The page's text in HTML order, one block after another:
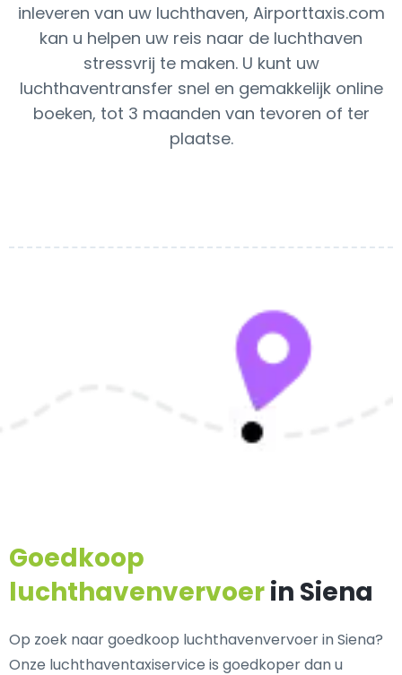
inleveren van uw luchthaven, Airporttaxis.com
kan u helpen uw reis naar de luchthaven
stressvrij te maken. U kunt uw
luchthaventransfer snel en gemakkelijk online
boeken, tot 3 maanden van tevoren of ter
plaatse.
Goedkoop
luchthavenvervoerin Siena
Op zoek naar goedkoop luchthavenvervoer in Siena?
Onze luchthaventaxiservice is goedkoper dan u